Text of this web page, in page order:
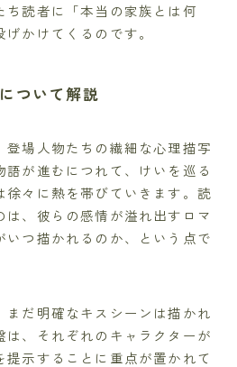
ち読者に「本当の家族とは何
かけてくるのです。
ついて解説
登場人物たちの繊細な心理描写
が進むにつれて、けいを巡る
徐々に熱を帯びていきます。読
、彼らの感情が溢れ出すロマ
いつ描かれるのか、という点で
まだ明確なキスシーンは描かれ
は、それぞれのキャラクターが
示することに重点が置かれて